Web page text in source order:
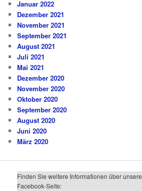
Januar 2022
Dezember 2021
November 2021
September 2021
August 2021
Juli 2021
Mai 2021
Dezember 2020
November 2020
Oktober 2020
September 2020
August 2020
Juni 2020
März 2020
Finden Sie weitere Informationen über unsere
Facebook-Seite: